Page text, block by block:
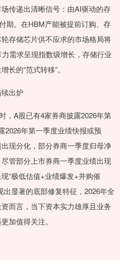
传递出清晰信号：由AI驱动的存
期。在HBM产能被提前订购、存
存储芯片供不应求的市场格局将
需求呈现指数级增长，存储行业
长的“范式转移”。
出炉
A股已有4家券商披露2026年第
2026年第一季度业绩快报或预
现分化，部分券商一季度归母净
管部分上市券商一季度业绩出现
“极低估值+业绩爆发+并购催
出显著的底部修复特征，2026年全
而言，当下资本实力雄厚且业务
加值得关注。